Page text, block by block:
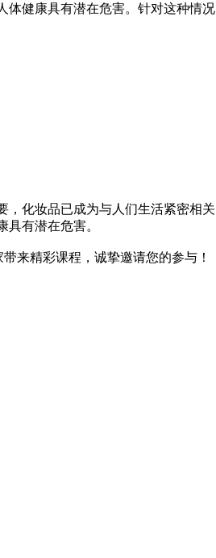
健康具有潜在危害。针对这种情况
，化妆品已成为与人们生活紧密相
具有潜在危害。
带来精彩课程，诚挚邀请您的参与！